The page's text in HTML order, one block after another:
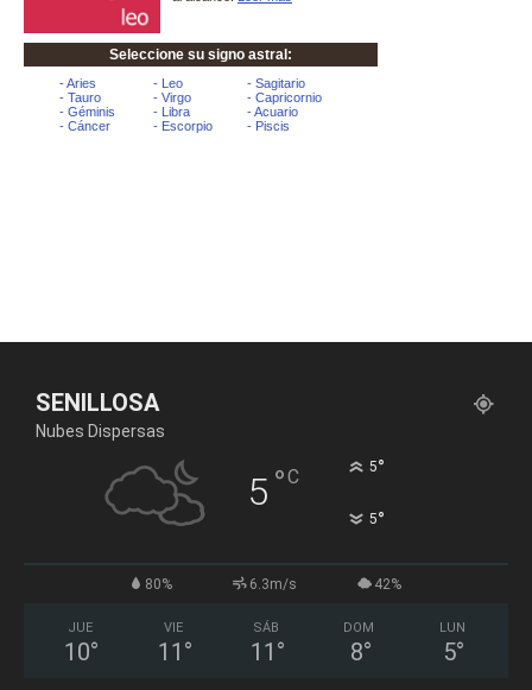
SENILLOSA
Nubes Dispersas
5 °C 5°
5°
80% 6.3m/s 42%
JUE
10°
VIE
11 °
SÁB
11 °
DOM
8°
LUN
5°